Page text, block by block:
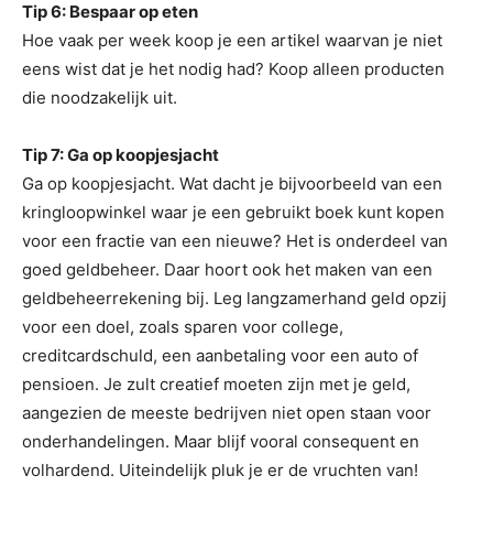
Tip 6: Bespaar op eten
Hoe vaak per week koop je een artikel waarvan je niet
eens wist dat je het nodig had? Koop alleen producten
die noodzakelijk uit.
Tip 7: Ga op koopjesjacht
Ga op koopjesjacht. Wat dacht je bijvoorbeeld van een
kringloopwinkel waar je een gebruikt boek kunt kopen
voor een fractie van een nieuwe? Het is onderdeel van
goed geldbeheer. Daar hoort ook het maken van een
geldbeheerrekening bij. Leg langzamerhand geld opzij
voor een doel, zoals sparen voor college,
creditcardschuld, een aanbetaling voor een auto of
pensioen. Je zult creatief moeten zijn met je geld,
aangezien de meeste bedrijven niet open staan voor
onderhandelingen. Maar blijf vooral consequent en
volhardend. Uiteindelijk pluk je er de vruchten van!